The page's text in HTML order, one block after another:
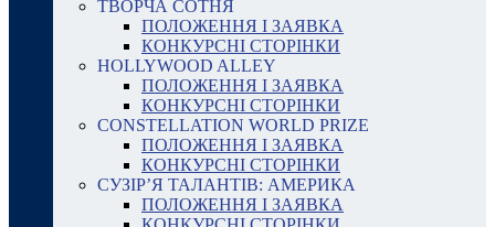
ТВОРЧА СОТНЯ
ПОЛОЖЕННЯ І ЗАЯВКА
КОНКУРСНІ СТОРІНКИ
HOLLYWOOD ALLEY
ПОЛОЖЕННЯ І ЗАЯВКА
КОНКУРСНІ СТОРІНКИ
CONSTELLATION WORLD PRIZE
ПОЛОЖЕННЯ І ЗАЯВКА
КОНКУРСНІ СТОРІНКИ
СУЗІР’Я ТАЛАНТІВ: АМЕРИКА
ПОЛОЖЕННЯ І ЗАЯВКА